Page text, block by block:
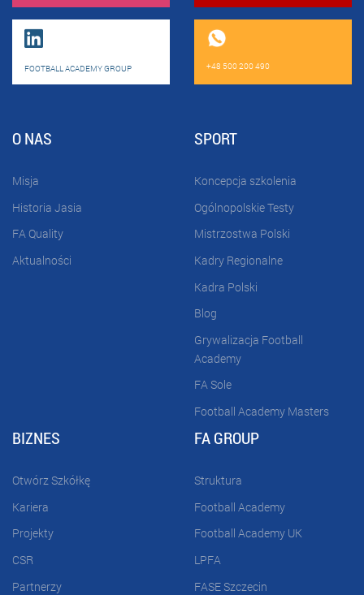
FOOTBALL ACADEMY GROUP +48 500 200 490
O NAS
Misja
Historia Jasia
FA Quality
Aktualności
SPORT
Koncepcja szkolenia
Ogólnopolskie Testy
Mistrzostwa Polski
Kadry Regionalne
Kadra Polski
Blog
Grywalizacja Football
Academy
FA Sole
Football Academy Masters
BIZNES
Otwórz Szkółkę
Kariera
Projekty
CSR
Partnerzy
FA GROUP
Struktura
Football Academy
Football Academy UK
LPFA
FASE Szczecin